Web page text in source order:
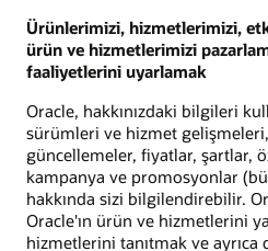
Ürünlerimizi, hizmetlerimizi,
ürün ve hizmetlerimizi
faaliyetlerini uyarlamak
Oracle, hakkınızdaki bilgileri
sürümleri ve hizmet
güncellemeler, fiyatlar, şartlar,
kampanya ve promosyonlar
hakkında sizi bilgilendirebilir.
Oracle'ın ürün ve hizmetlerini
hizmetlerini tanıtmak ve